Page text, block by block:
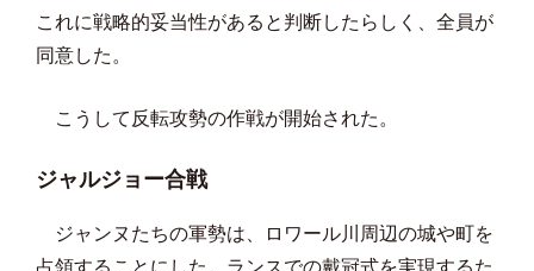
これに戦略的妥当性があると判断したらしく、全員が
同意した。
こうして反転攻勢の作戦が開始された。
ジャルジョー合戦
ジャンヌたちの軍勢は、ロワール川周辺の城や町を
占領することにした。ランスでの戴冠式を実現するた